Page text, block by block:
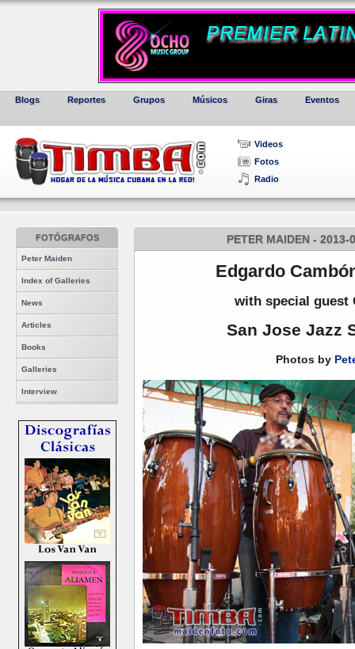
Blogs Reportes Grupos Músicos Giras Eventos
Videos
Fotos
Radio
FOTÓGRAFOS
Peter Maiden
Index of Galleries
News
Articles
Books
Galleries
Interview
PETER MAIDEN -
Edgardo
with special guest
San Jose Jazz
Photos by